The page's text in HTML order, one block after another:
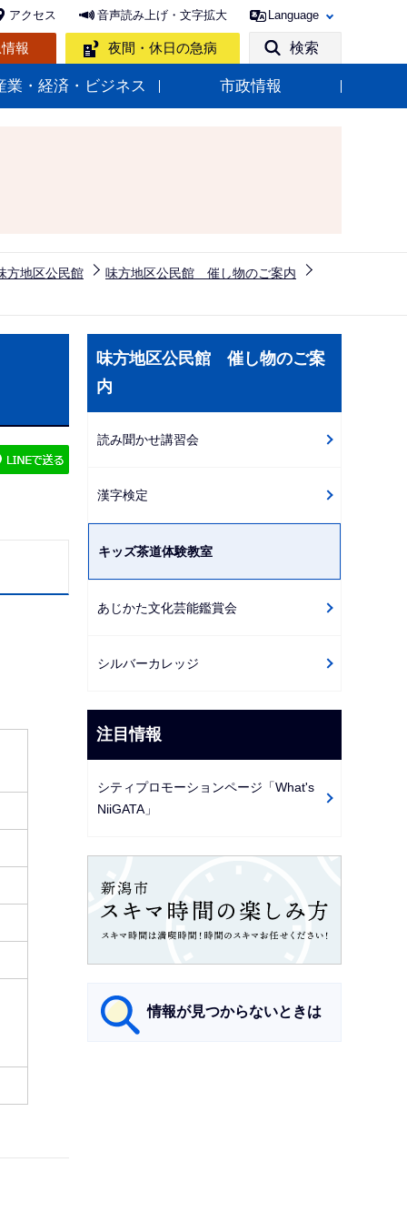
アクセス 音声読み上げ・文字拡大 Language
報 夜間・休日の急病 検索
業・経済・ビジネス 市政情報
方地区公民館
味方地区公民館 催し物のご案内
ナ
ゲ
シ
ョ
ン
こ
味方地区公民館 催し物のご案
内
読み聞かせ講習会
漢字検定
キッズ茶道体験教室
あじかた文化芸能鑑賞会
シルバーカレッジ
注目情報
シティプロモーションページ「What's
NiiGATA」
情報が見つからないときは